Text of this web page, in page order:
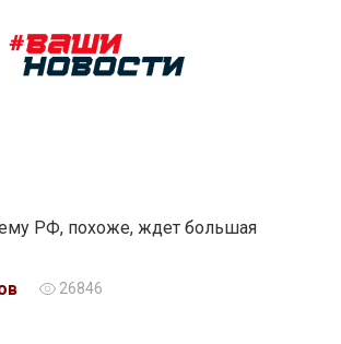
РФ, похоже, ждет большая
26846